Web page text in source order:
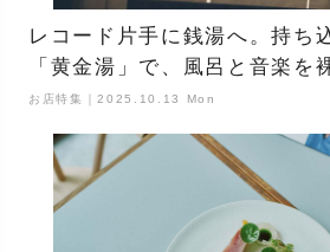
レコード片手に銭湯へ。持ち
「黄金湯」で、風呂と音楽を
お店特集｜2025.10.13 Mon